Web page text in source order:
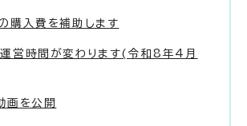
購入費を補助します
営時間が変わります(令和8年4月
画を公開